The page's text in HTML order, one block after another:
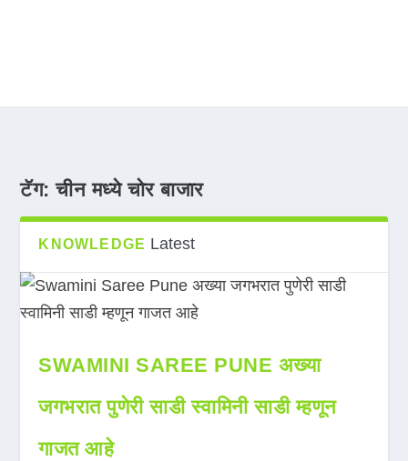
टॅग:चीन मध्ये चोर बाजार
KNOWLEDGE Latest
SWAMINI SAREE PUNE अख्या
जगभरात पुणेरी साडी स्वामिनी साडी म्हणून
गाजत आहे